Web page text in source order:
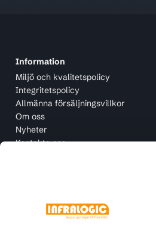
Information
Miljö och kvalitetspolicy
Integritetspolicy
Allmänna försäljningsvillkor
Om oss
Nyheter
Kontakta oss